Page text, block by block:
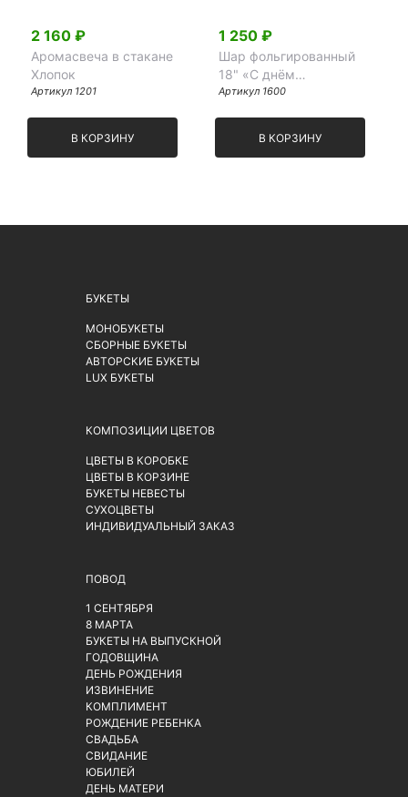
2 160 ₽
Аромасвеча в стакане
Хлопок
Артикул 1201
В КОРЗИНУ
1 250 ₽
Шар фольгированный
18" «С днём
рождения», акварель
Артикул 1600
В КОРЗИНУ
БУКЕТЫ
МОНОБУКЕТЫ
СБОРНЫЕ БУКЕТЫ
АВТОРСКИЕ БУКЕТЫ
LUX БУКЕТЫ
КОМПОЗИЦИИ ЦВЕТОВ
ЦВЕТЫ В КОРОБКЕ
ЦВЕТЫ В КОРЗИНЕ
БУКЕТЫ НЕВЕСТЫ
СУХОЦВЕТЫ
ИНДИВИДУАЛЬНЫЙ ЗАКАЗ
ПОВОД
1 СЕНТЯБРЯ
8 МАРТА
БУКЕТЫ НА ВЫПУСКНОЙ
ГОДОВЩИНА
ДЕНЬ РОЖДЕНИЯ
ИЗВИНЕНИЕ
КОМПЛИМЕНТ
РОЖДЕНИЕ РЕБЕНКА
СВАДЬБА
СВИДАНИЕ
ЮБИЛЕЙ
ДЕНЬ МАТЕРИ